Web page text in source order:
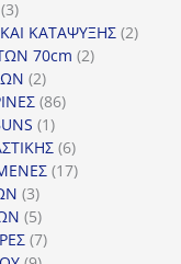
33
προϊόντα
ΚΑΤΑΨΥΞΗΣ 22
70cm 22
22
προϊόντα
8686
11
προϊόν
66
προϊόντα
1717
33
προϊόντα
55
προϊόντα
77